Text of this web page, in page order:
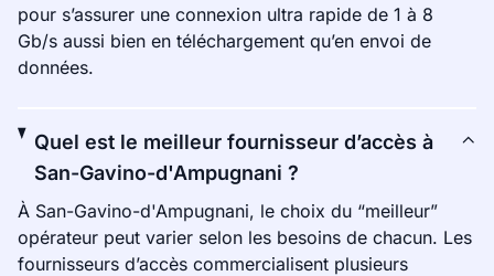
pour s’assurer une connexion ultra rapide de 1 à 8
Gb/s aussi bien en téléchargement qu’en envoi de
données.
Quel est le meilleur fournisseur d’accès à
San-Gavino-d'Ampugnani ?
À San-Gavino-d'Ampugnani, le choix du “meilleur”
opérateur peut varier selon les besoins de chacun. Les
fournisseurs d’accès commercialisent plusieurs